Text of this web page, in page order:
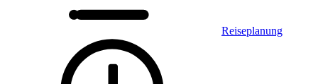
Reiseplanung